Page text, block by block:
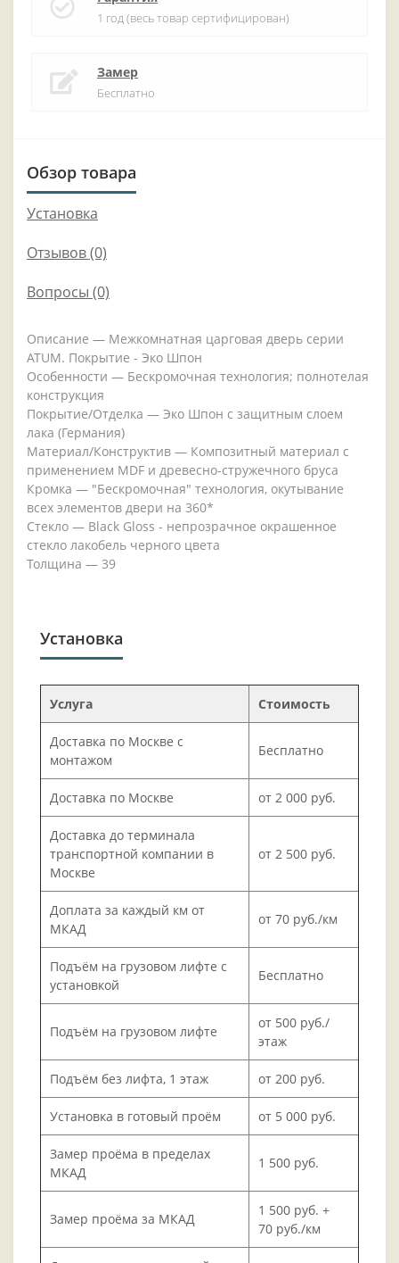
1 год (весь товар сертифицирован)
Замер
Бесплатно
Обзор товара
Установка
Отзывов (0)
Вопросы (0)
Описание — Межкомнатная царговая дверь серии
ATUM. Покрытие - Эко Шпон
Особенности — Бескромочная технология; полнотелая
конструкция
Покрытие/Отделка — Эко Шпон с защитным слоем
лака (Германия)
Материал/Конструктив — Композитный материал с
применением MDF и древесно-стружечного бруса
Кромка — "Бескромочная" технология, окутывание
всех элементов двери на 360*
Стекло — Black Gloss - непрозрачное окрашенное
стекло лакобель черного цвета
Толщина — 39
Установка
Услуга Стоимость
Доставка по Москве с
монтажом
Бесплатно
Доставка по Москве от 2 000 руб.
Доставка до терминала
транспортной компании в
Москве
от 2 500 руб.
Доплата за каждый км от
МКАД
от 70 руб./км
Подъём на грузовом лифте с
установкой
Бесплатно
Подъём на грузовом лифте
от 500 руб./
этаж
Подъём без лифта, 1 этаж от 200 руб.
Установка в готовый проём от 5 000 руб.
Замер проёма в пределах
МКАД
1 500 руб.
Замер проёма за МКАД
1 500 руб. +
70 руб./км